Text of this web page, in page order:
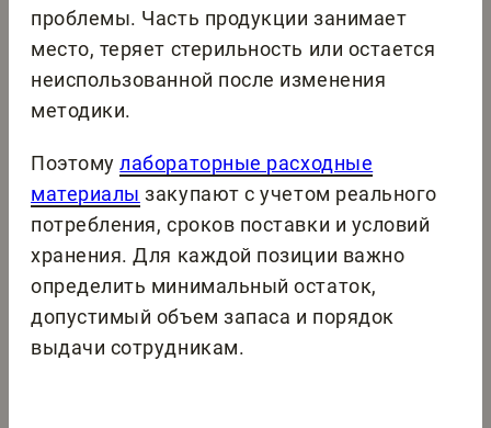
проблемы. Часть продукции занимает
место, теряет стерильность или остается
неиспользованной после изменения
методики.
Поэтомулабораторные расходные
материалы закупают с учетом реального
потребления, сроков поставки и условий
хранения. Для каждой позиции важно
определить минимальный остаток,
допустимый объем запаса и порядок
выдачи сотрудникам.